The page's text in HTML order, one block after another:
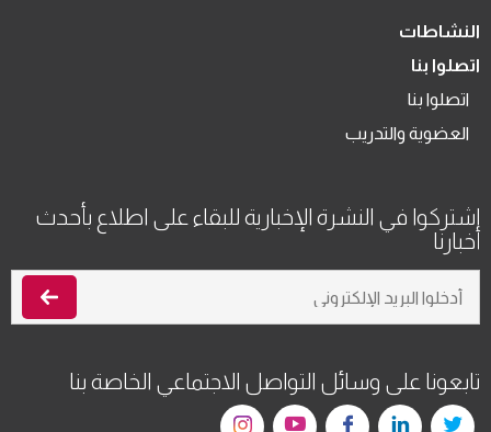
النشاطات
اتصلوا بنا
اتصلوا بنا
العضوية والتدريب
اشتركوا في النشرة الإخبارية للبقاء على اطلاع بأحدث
أخبارنا
تابعونا على وسائل التواصل الاجتماعي الخاصة بنا